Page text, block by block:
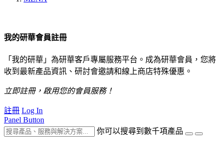
我的研華會員註冊
「我的研華」為研華客戶專屬服務平台。成為研華會員，您將
收到最新產品資訊、研討會邀請和線上商店特殊優惠。
立即註冊，啟用您的會員服務！
註冊 Log In
Panel Button
你可以搜尋到數千項產品